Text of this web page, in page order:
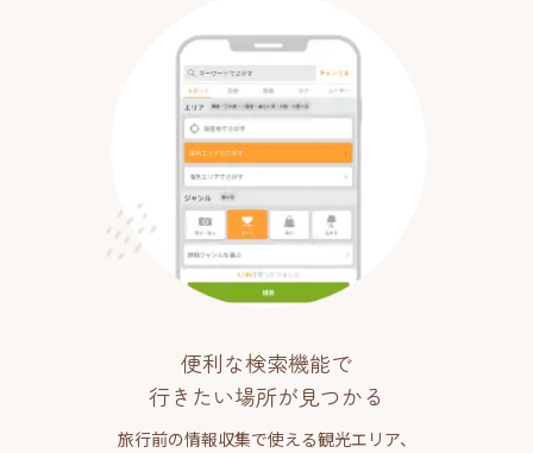
便利な検索機能で
行きたい場所が見つかる
旅行前の情報収集で使える観光エリア、